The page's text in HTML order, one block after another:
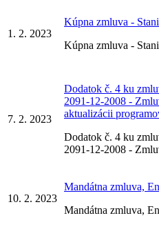
1. 2. 2023
Kúpna zmluva -
Kúpna zmluva -
7. 2. 2023
Dodatok č. 4 ku
2091-12-2008 -
aktualizácii
Dodatok č. 4 ku
2091-12-2008 -
10. 2. 2023
Mandátna zmluva,
Mandátna zmluva,